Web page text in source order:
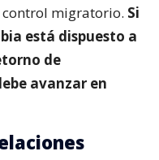
migratorio. Si
está dispuesto a
de
avanzar en